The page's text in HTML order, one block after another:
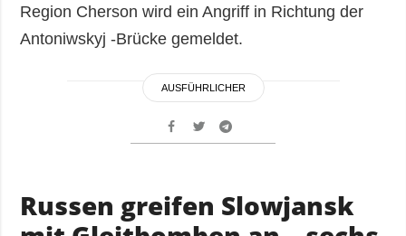
Region Cherson wird ein Angriff in Richtung der
Antoniwskyj -Brücke gemeldet.
AUSFÜHRLICHER
Russen greifen Slowjansk